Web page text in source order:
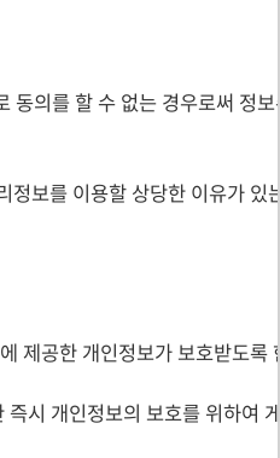
의를 할 수 없는 경우로써 정보주
보를 이용할 상당한 이유가 있는
공한 개인정보가 보호받도록 한
시 개인정보의 보호를 위하여 게